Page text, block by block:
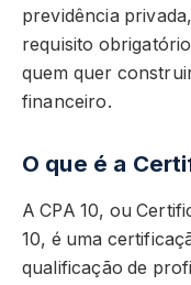
previdência
requisito
quem quer
financeiro.
O que é a
A CPA 10, ou
10, é uma
qualificação de